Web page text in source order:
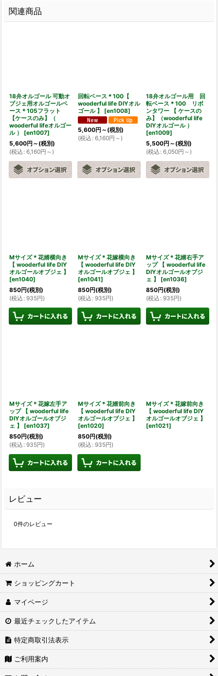
関連商品
18弁オルゴール 可動オ
ブジェ用オルゴールベ
ース＊105フラット
【ケースのみ】（
wooderful lifeオルゴー
ル ）
[en1007]
5,600円 ～ (税別)
(税込 : 6,160円 ～)
回転ベース＊100【
wooderful life DIYオル
ゴール 】
[en1008]
5,600円 ～ (税別)
(税込 : 6,160円 ～)
18弁オルゴール用 回
転ベース＊100 リボ
ンタワー 【 ケースの
み】（wooderful life
DIYオルゴール ）
[en1009]
5,500円 ～ (税別)
(税込 : 6,050円 ～)
Mサイズ＊花婿横向き
【 wooderful life DIY
オルゴールオブジェ 】
[en1040]
850円(税別)
(税込 : 935円)
Mサイズ＊花嫁横向き
【 wooderful life DIY
オルゴールオブジェ 】
[en1041]
850円(税別)
(税込 : 935円)
Mサイズ＊花婿右手ア
ップ 【 wooderful life
DIYオルゴールオブジ
ェ 】
[en1036]
850円(税別)
(税込 : 935円)
Mサイズ＊花嫁左手ア
ップ 【 wooderful life
DIYオルゴールオブジ
ェ 】
[en1037]
850円(税別)
(税込 : 935円)
Mサイズ＊花婿前向き
【 wooderful life DIY
オルゴールオブジェ 】
[en1020]
850円(税別)
(税込 : 935円)
Mサイズ＊花嫁前向き
【 wooderful life DIY
オルゴールオブジェ 】
[en1021]
レビュー
0件のレビュー
ホーム
ショッピングカート
マイページ
最近チェックしたアイテム
特定商取引法表示
ご利用案内